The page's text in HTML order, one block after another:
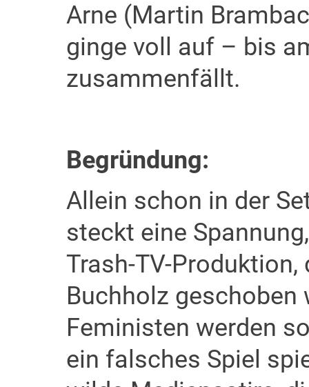
Arne (Martin
ginge voll auf – bis
zusammenfällt.
Begründung:
Allein schon in der
steckt eine
Trash-TV-
Buchholz geschoben
Feministen werden
ein falsches Spiel